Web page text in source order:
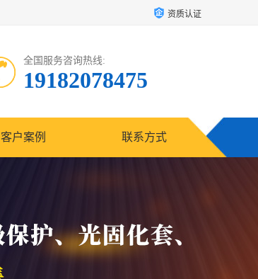
资质认证
全国服务咨询热线:
19182078475
客户案例 联系方式